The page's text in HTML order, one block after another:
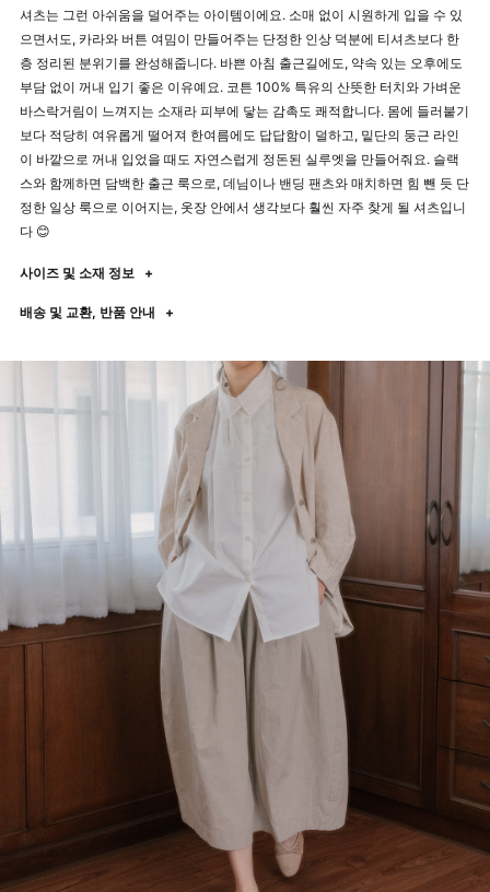
셔츠는 그런 아쉬움을 덜어주는 아이템이에요. 소매 없이 시원하게 입을 수 있
으면서도, 카라와 버튼 여밈이 만들어주는 단정한 인상 덕분에 티셔츠보다 한
층 정리된 분위기를 완성해줍니다. 바쁜 아침 출근길에도, 약속 있는 오후에도
부담 없이 꺼내 입기 좋은 이유예요. 코튼 100% 특유의 산뜻한 터치와 가벼운
바스락거림이 느껴지는 소재라 피부에 닿는 감촉도 쾌적합니다. 몸에 들러붙기
보다 적당히 여유롭게 떨어져 한여름에도 답답함이 덜하고, 밑단의 둥근 라인
이 바깥으로 꺼내 입었을 때도 자연스럽게 정돈된 실루엣을 만들어줘요. 슬랙
스와 함께하면 담백한 출근 룩으로, 데님이나 밴딩 팬츠와 매치하면 힘 뺀 듯 단
정한 일상 룩으로 이어지는, 옷장 안에서 생각보다 훨씬 자주 찾게 될 셔츠입니
다 😊
사이즈 및 소재 정보 +
배송 및 교환, 반품 안내 +